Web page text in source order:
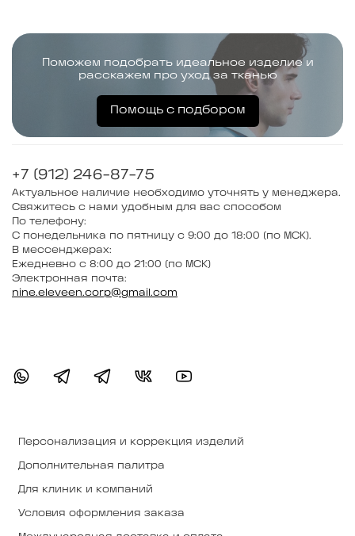
Поможем подобрать идеальное изделие и
расскажем про уход за тканью
Помощь с подбором
Персонализация и коррекция изделий
Дополнительная палитра
Для клиник и компаний
Условия оформления заказа
+7 (912) 246-87-75
Актуальное наличие необходимо уточнять у менеджера.
Свяжитесь с нами удобным для вас способом
По телефону:
С понедельника по пятницу с 9:00 до 18:00 (по МСК).
В мессенджерах:
Ежедневно с 8:00 до 21:00 (по МСК)
Электронная почта:
nine.eleveen.corp@gmail.com